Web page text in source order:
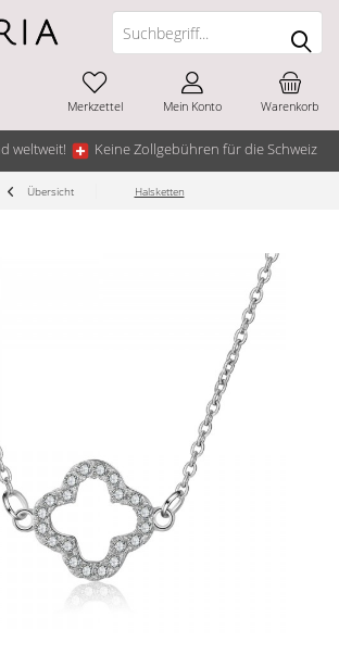
weltweit! Keine Zollgebühren für die Schweiz
Warenkorb
Merkzettel Mein Konto
Übersicht Halsketten